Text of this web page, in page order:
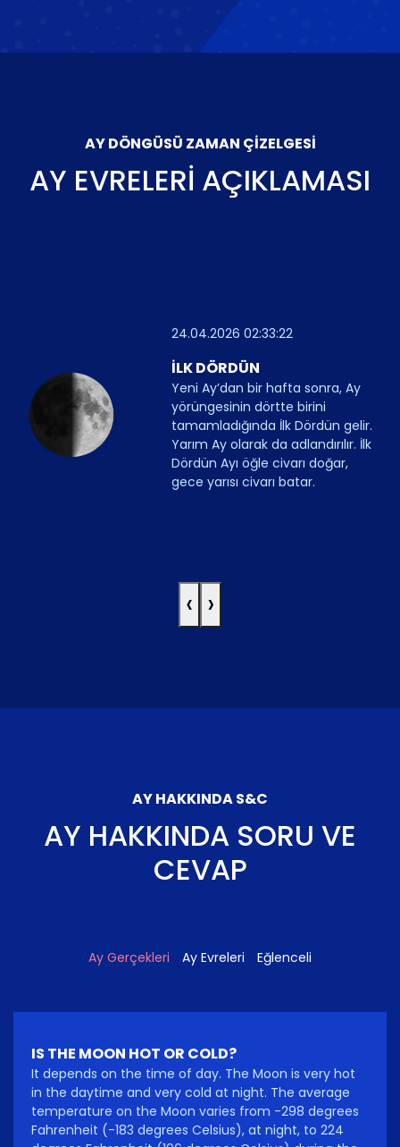
AY DÖNGÜSÜ ZAMAN ÇIZELGESI
AY EVRELERI AÇIKLAMASI
24.04.2026 02:33:22
İLK DÖRDÜN
Yeni Ay’dan bir hafta sonra, Ay
yörüngesinin dörtte birini
tamamladığında İlk Dördün gelir.
Yarım Ay olarak da adlandırılır. İlk
Dördün Ayı öğle civarı doğar,
gece yarısı civarı batar.
‹ ›
AY HAKKINDA S&C
AY HAKKINDA SORU VE
CEVAP
Ay Gerçekleri Ay Evreleri Eğlenceli
IS THE MOON HOT OR COLD?
It depends on the time of day. The Moon is very hot
in the daytime and very cold at night. The average
temperature on the Moon varies from -298 degrees
Fahrenheit (-183 degrees Celsius), at night, to 224